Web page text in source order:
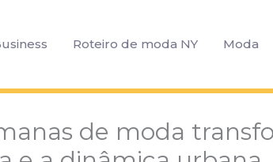
Roteiro de moda NY Moda
de moda